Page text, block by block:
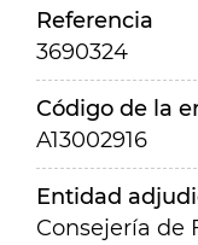
Referencia
3690324
Código de la
A13002916
Entidad
Consejería de